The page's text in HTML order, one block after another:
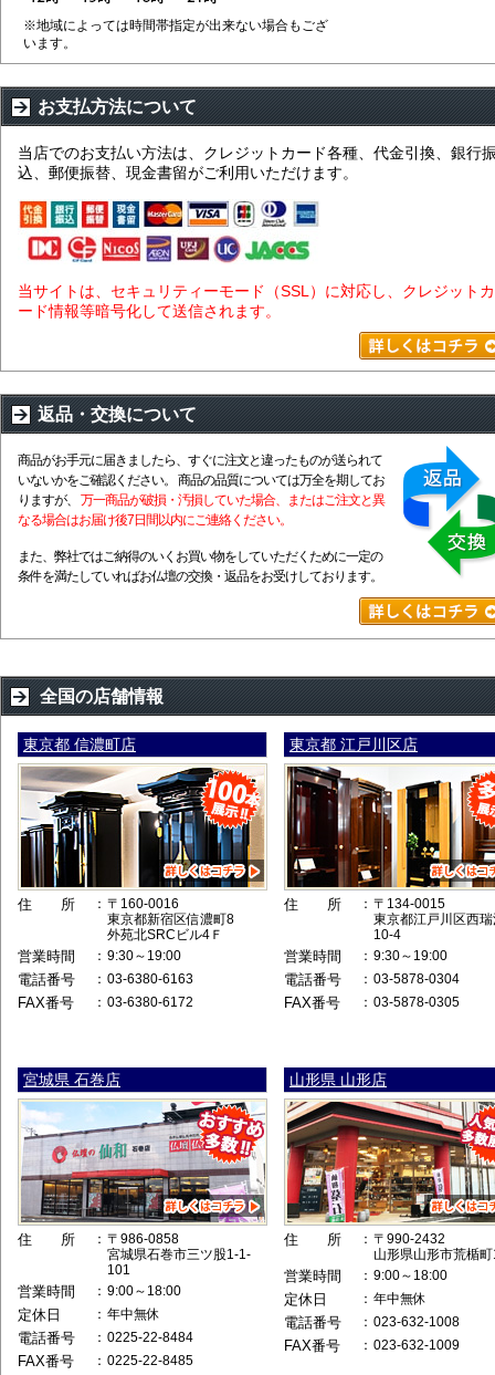
※地域によっては時間帯指定が出来ない場合もござ
います。
お支払方法について
当店でのお支払い方法は、クレジットカード各種、代金引換、銀行
込、郵便振替、現金書留がご利用いただけます。
当サイトは、セキュリティーモード（SSL）に対応し、クレジットカ
ード情報等暗号化して送信されます。
返品・交換について
商品がお手元に届きましたら、すぐに注文と違ったものが送られて
いないかをご確認ください。 商品の品質については万全を期してお
りますが、 万一商品が破損・汚損していた場合、またはご注文と異
なる場合はお届け後7日間以内にご連絡ください。
また、弊社ではご納得のいくお買い物をしていただくために一定の
条件を満たしていればお仏壇の交換・返品をお受けしております。
全国の店舗情報
東京都 信濃町店
住 所 ： 〒160-0016
東京都新宿区信濃町8
外苑北SRCビル4Ｆ
営業時間 ： 9:30～19:00
電話番号 ： 03-6380-6163
FAX番号 ： 03-6380-6172
東京都 江戸川区店
住 所 ： 〒134-0015
東京都江戸川区西
10-4
営業時間 ： 9:30～19:00
電話番号 ： 03-5878-0304
FAX番号 ： 03-5878-0305
宮城県 石巻店
住 所 ： 〒986-0858
宮城県石巻市三ツ股1-1-
101
営業時間 ： 9:00～18:00
定休日 ： 年中無休
電話番号 ： 0225-22-8484
FAX番号 ： 0225-22-8485
山形県 山形店
住 所 ： 〒990-2432
山形県山形市荒楯
営業時間 ： 9:00～18:00
定休日 ： 年中無休
電話番号 ： 023-632-1008
FAX番号 ： 023-632-1009